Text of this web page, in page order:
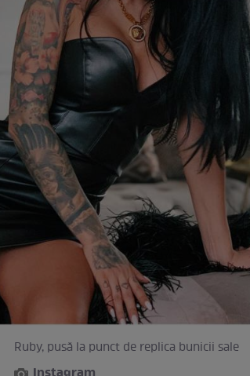
Ruby, pusă la punct de replica bunicii sale